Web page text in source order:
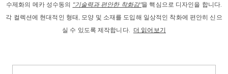
수제화의 메카 성수동의 "기술력과 편안한 착화감"을 핵심으로 디자인을 합니다.
각 컬렉션에 현대적인 형태, 모양 및 소재를 도입해 일상적인 착화에 편안히 신으
실 수 있도록 제작합니다. 더 읽어보기